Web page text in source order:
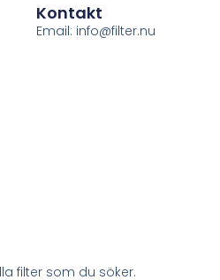
filter som du söker.
Kontakt
Email: info@filter.nu